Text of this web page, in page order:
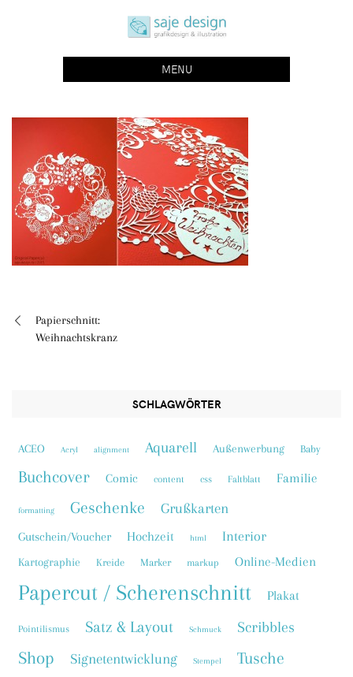
saje design bonn
grafikdesign | buchgestaltung | illustration
MENU
Beitragsnavigation
Papierschnitt:
Weihnachtskranz
SCHLAGWÖRTER
ACEO Acryl alignment Aquarell Außenwerbung Baby
Buchcover Comic content css Faltblatt Familie
formatting Geschenke Grußkarten
Gutschein/Voucher Hochzeit html Interior
Kartographie Kreide Marker markup Online-Medien
Papercut / Scherenschnitt Plakat
Pointilismus Satz & Layout Schmuck Scribbles
Shop Signetentwicklung Stempel Tusche